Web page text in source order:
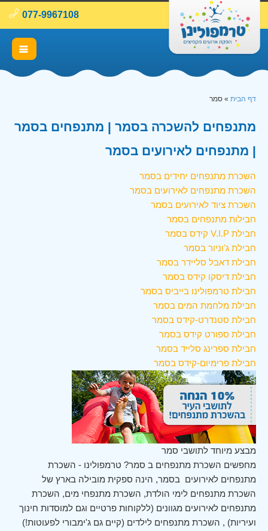
077-9967108
דף הבית » סמר
מתנפחים להשכרה בסמר | מתנפחים בסמר
| מתנפחים לאירועים בסמר
השכרת מתנפחים יחידים בסמר
השכרת מתנפחים לאירועים בסמר
השכרת ציוד לאירועים בסמר
חבילות מתנפחים בסמר
חבילת V.I.P קידס בסמר
חבילת ג'וניור בסמר
חבילת דאבל סליידר בסמר
חבילת דיסקו קידס בסמר
חבילת טרמפולינו בייביס בסמר
חבילת מלחמת המים בסמר
חבילת סטנדרט-קידס בסמר
חבילת ספורט קידס בסמר
חבילת ספרינג סלייד בסמר
חבילת פרימיום-קידס בסמר
מבצע מיוחד לתושבי סמר
מחפשים השכרת מתנפחים ב סמר? טרמפולינו - השכרת
מתנפחים לאירועים בסמר, הינה ספקית מובילה בארץ של
השכרת מתנפחים לימי הולדת, השכרת מתנפחי מים, השכרת
מתנפחים לאירועים מגוונים (ללקוחות פרטיים וגם למוסדות חינוך
ועיריות) , השכרת מתנפחים לילדים (קיים גם ג'ימבורי לפעוטות!)